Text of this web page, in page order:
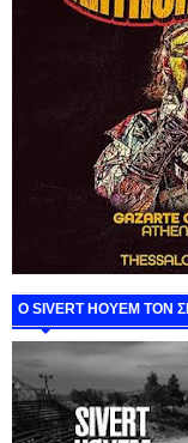
Ο SIVERT HOYEM